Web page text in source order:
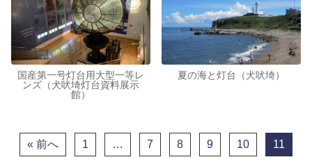
国産第一号灯台用大型一等レ
ンズ（犬吠埼灯台資料展示
館）
夏の海と灯台（犬吠埼）
« 前へ 1 … 7 8 9 10 11